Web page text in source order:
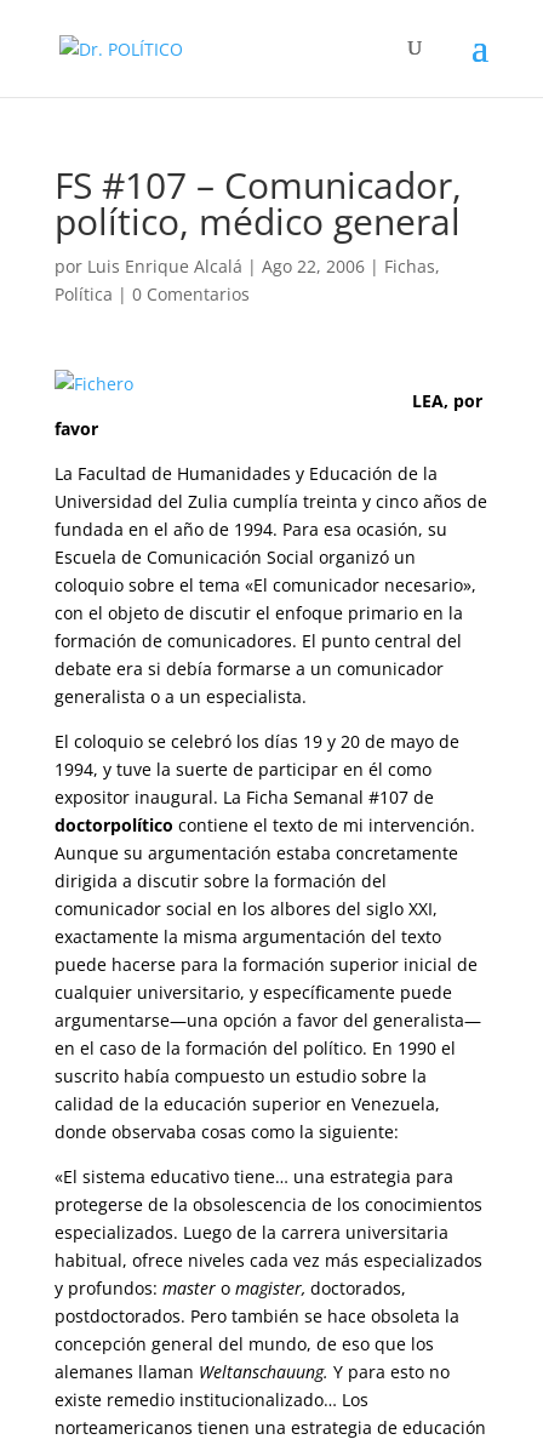
FS #107 – Comunicador,
político, médico general
por Luis Enrique Alcalá | Ago 22, 2006| Fichas,
Política | 0 Comentarios
LEA, por
favor
La Facultad de Humanidades y Educación de la
Universidad del Zulia cumplía treinta y cinco años de
fundada en el año de 1994. Para esa ocasión, su
Escuela de Comunicación Social organizó un
coloquio sobre el tema «El comunicador necesario»,
con el objeto de discutir el enfoque primario en la
formación de comunicadores. El punto central del
debate era si debía formarse a un comunicador
generalista o a un especialista.
El coloquio se celebró los días 19 y 20 de mayo de
1994, y tuve la suerte de participar en él como
expositor inaugural. La Ficha Semanal #107 de
doctorpolítico contiene el texto de mi intervención.
Aunque su argumentación estaba concretamente
dirigida a discutir sobre la formación del
comunicador social en los albores del siglo XXI,
exactamente la misma argumentación del texto
puede hacerse para la formación superior inicial de
cualquier universitario, y específicamente puede
argumentarse—una opción a favor del generalista—
en el caso de la formación del político. En 1990 el
suscrito había compuesto un estudio sobre la
calidad de la educación superior en Venezuela,
donde observaba cosas como la siguiente:
«El sistema educativo tiene… una estrategia para
protegerse de la obsolescencia de los conocimientos
especializados. Luego de la carrera universitaria
habitual, ofrece niveles cada vez más especializados
y profundos: mastero magister, doctorados,
postdoctorados. Pero también se hace obsoleta la
concepción general del mundo, de eso que los
alemanes llaman Weltanschauung. Y para esto no
existe remedio institucionalizado… Los
norteamericanos tienen una estrategia de educación